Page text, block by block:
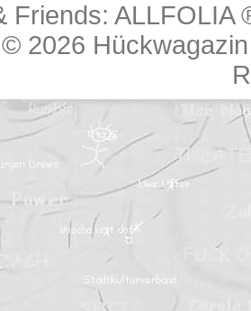
Friends:ALLFOLIA
2026